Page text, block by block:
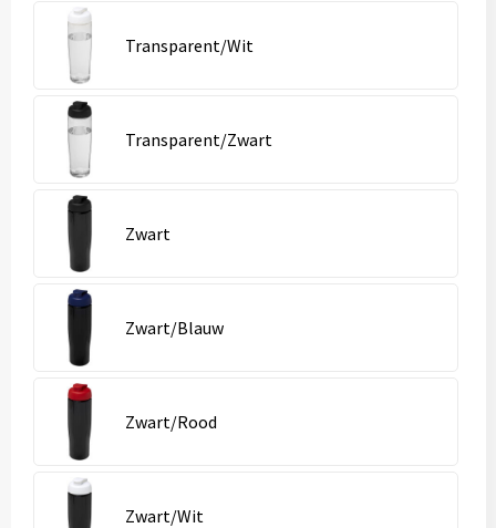
Transparent/Wit
Transparent/Zwart
Zwart
Zwart/Blauw
Zwart/Rood
Zwart/Wit